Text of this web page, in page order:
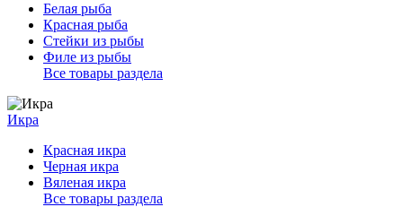
Белая рыба
Красная рыба
Стейки из рыбы
Филе из рыбы
Все товары раздела
Икра
Красная икра
Черная икра
Вяленая икра
Все товары раздела